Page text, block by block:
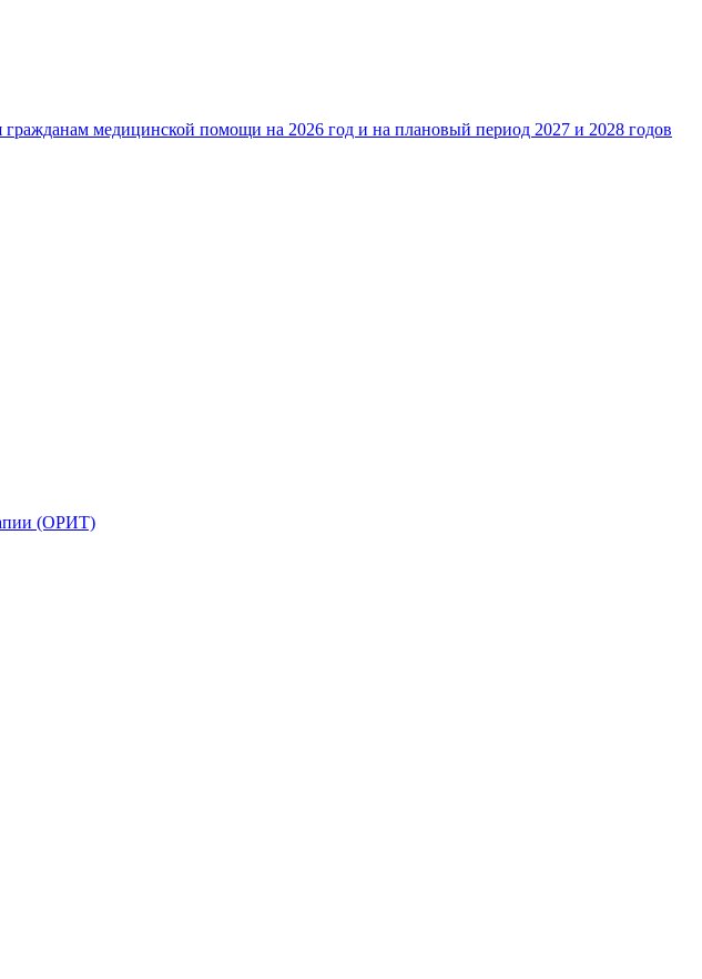
медицинской помощи на 2026 год и на плановый период 2027 и 2028 годов
(ОРИТ)